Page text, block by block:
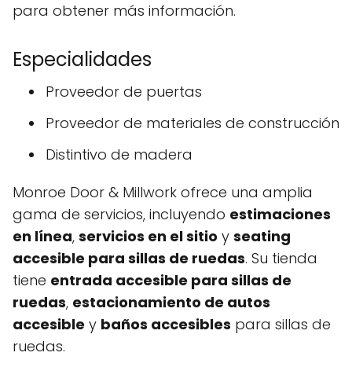
para obtener más información.
Especialidades
Proveedor de puertas
Proveedor de materiales de construcción
Distintivo de madera
Monroe Door & Millwork ofrece una amplia
gama de servicios, incluyendo estimaciones
en línea, servicios en el sitio y seating
accesible para sillas de ruedas. Su tienda
tiene entrada accesible para sillas de
ruedas, estacionamiento de autos
accesible y baños accesibles para sillas de
ruedas.